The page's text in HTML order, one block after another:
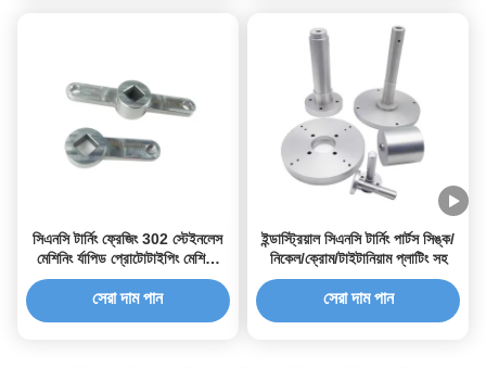
সিএনসি টার্নিং ফ্রেজিং 302 স্টেইনলেস
মেশিনিং র্যাপিড প্রোটোটাইপিং মেশিনিং
সেবা
সেরা দাম পান
ইন্ডাস্ট্রিয়াল সিএনসি টার্নিং পার্টস সিঙ্ক/
নিকেল/ক্রোম/টাইটানিয়াম প্লাটিং সহ
সেরা দাম পান